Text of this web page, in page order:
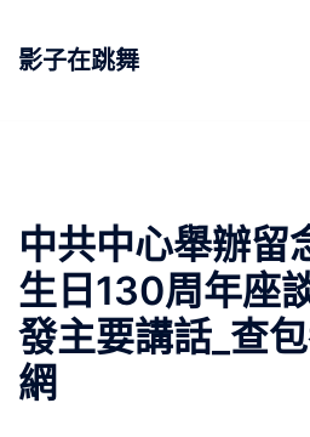
影子在跳舞
中共中心舉辦留
生日130周年座
發主要講話_查
網